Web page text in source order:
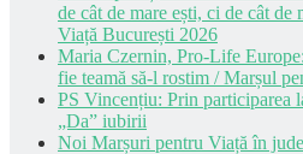
de cât de mare ești, ci de cât
Viață București 2026
Maria Czernin, Pro-Life
fie teamă să-l rostim / Marșul
PS Vincențiu: Prin participarea
„Da” iubirii
Noi Marșuri pentru Viață în